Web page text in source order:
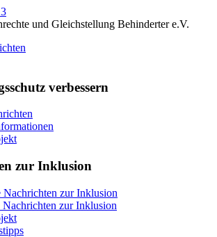
und Gleichstellung Behinderter e.V.
verbessern
zur Inklusion
zur Inklusion
Nachrichten zur Inklusion